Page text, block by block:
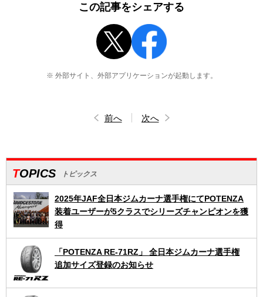
この記事をシェアする
※ 外部サイト、外部アプリケーションが起動します。
前へ 次へ
TOPICS トピックス
2025年JAF全日本ジムカーナ選手権にてPOTENZA
装着ユーザーが5クラスでシリーズチャンピオンを獲
得
「POTENZA RE-71RZ」 全日本ジムカーナ選手権
追加サイズ登録のお知らせ